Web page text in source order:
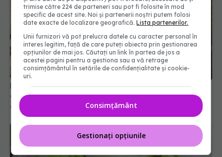
Leguma care distruge cancerul și regenerează
celulele. Curăță corpul de toxine
04 mai 2025, 17:53
trimise către 224 de parteneri sau pot fi folosite în mod
specific de acest site. Noi și partenerii noștri putem folosi
date exacte de localizare geografică.Lista partenerilor.
Unii furnizori vă pot prelucra datele cu caracter personal în
interes legitim, față de care puteți obiecta prin gestionarea
opțiunilor de mai jos. Căutați un link în partea de jos a
acestei pagini pentru a gestiona sau a vă retrage
consimțământul în setările de confidențialitate și cookie-
uri.
Consimțământ
Gestionați opțiunile